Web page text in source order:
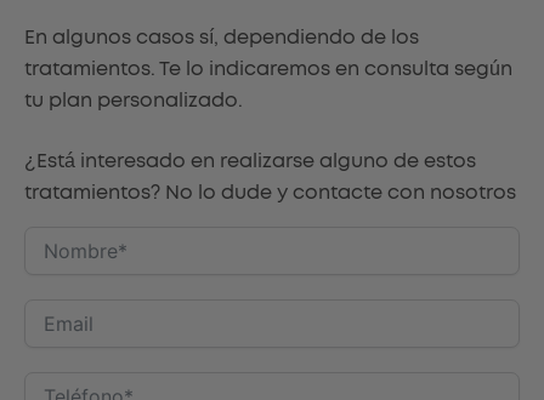
En algunos casos sí, dependiendo de los
tratamientos. Te lo indicaremos en consulta según
tu plan personalizado.
¿Está interesado en realizarse alguno de estos
tratamientos? No lo dude y contacte con nosotros